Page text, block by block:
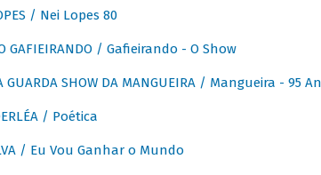
/ Nei Lopes 80
GAFIEIRANDO / Gafieirando - O Show
GUARDA SHOW DA MANGUEIRA / Mangueira - 95
/ Poética
/ Eu Vou Ganhar o Mundo